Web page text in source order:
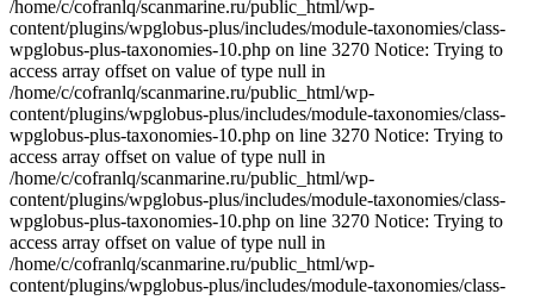
/home/c/cofranlq/scanmarine.ru/public_html/wp-
content/plugins/wpglobus-plus/includes/module-taxonomies/class-
wpglobus-plus-taxonomies-10.php on line 3270 Notice: Trying to
access array offset on value of type null in
/home/c/cofranlq/scanmarine.ru/public_html/wp-
content/plugins/wpglobus-plus/includes/module-taxonomies/class-
wpglobus-plus-taxonomies-10.php on line 3270 Notice: Trying to
access array offset on value of type null in
/home/c/cofranlq/scanmarine.ru/public_html/wp-
content/plugins/wpglobus-plus/includes/module-taxonomies/class-
wpglobus-plus-taxonomies-10.php on line 3270 Notice: Trying to
access array offset on value of type null in
/home/c/cofranlq/scanmarine.ru/public_html/wp-
content/plugins/wpglobus-plus/includes/module-taxonomies/class-